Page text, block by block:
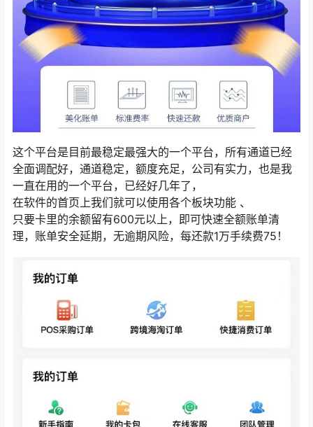
这个平台是目前最稳定最强大的一个平台，所有通道已经
全面调配好，通道稳定，额度充足，公司有实力，也是我
一直在用的一个平台，已经好几年了，
在软件的首页上我们就可以使用各个板块功能 、
​​​​​​​只要卡里的余额留有600元以上，即可快速全额账单清
理，账单安全延期，无逾期风险，每还款1万手续费75！